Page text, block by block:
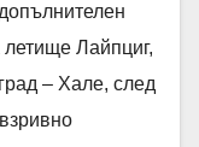
Лайпциг,
– Хале, след